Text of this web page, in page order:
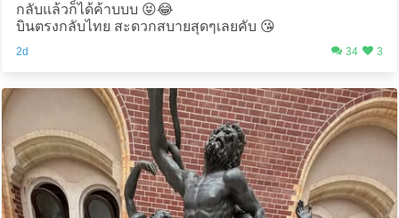
กลับแล้วก็ได้ค้าบบบ 😝😂
บินตรงกลับไทย สะดวกสบายสุดๆเลยคับ 😘
2d 34 3